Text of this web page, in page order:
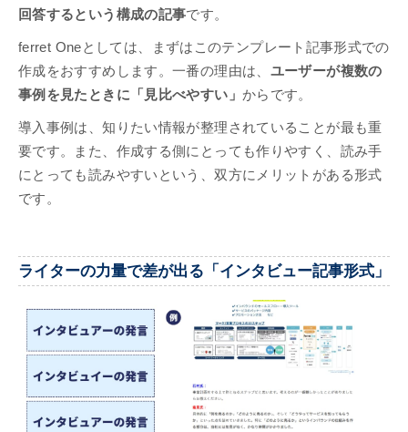
回答するという構成の記事です。
ferret Oneとしては、まずはこのテンプレート記事形式での
作成をおすすめします。一番の理由は、 ユーザーが複数の
事例を見たときに「見比べやすい」 からです。
導入事例は、知りたい情報が整理されていることが最も重
要です。また、作成する側にとっても作りやすく、読み手
にとっても読みやすいという、双方にメリットがある形式
です。
ライターの力量で差が出る「インタビュー記事形式」